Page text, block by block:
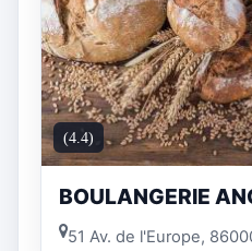
(4.4)
BOULANGERIE
51 Av. de l'Europe,